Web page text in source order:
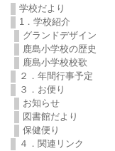
学校だより
1．学校紹介
グランドデザイン
鹿島小学校の歴史
鹿島小学校校歌
２．年間行事予定
３．お便り
お知らせ
図書館だより
保健便り
４．関連リンク